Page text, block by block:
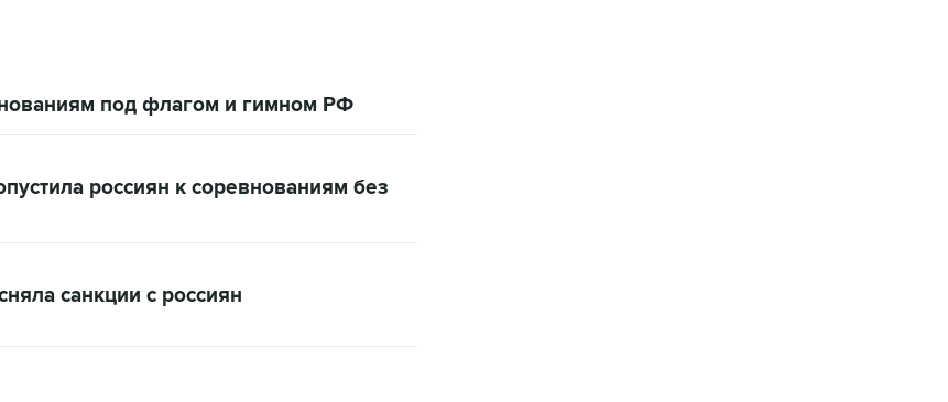
под флагом и гимном РФ
россиян к соревнованиям без
санкции с россиян